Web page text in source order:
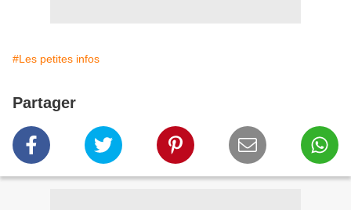
#Les petites infos
Partager